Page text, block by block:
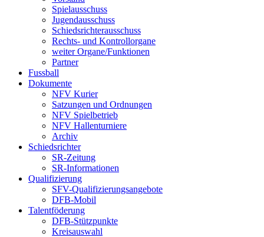
Spielausschuss
Jugendausschuss
Schiedsrichterausschuss
Rechts- und Kontrollorgane
weiter Organe/Funktionen
Partner
Fussball
Dokumente
NFV Kurier
Satzungen und Ordnungen
NFV Spielbetrieb
NFV Hallenturniere
Archiv
Schiedsrichter
SR-Zeitung
SR-Informationen
Qualifizierung
SFV-Qualifizierungsangebote
DFB-Mobil
Talentföderung
DFB-Stützpunkte
Kreisauswahl